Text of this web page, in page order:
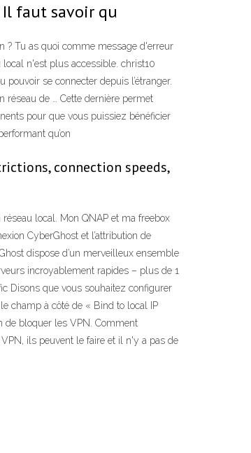
Il faut savoir qu
? Tu as quoi comme message d'erreur
n'est plus accessible. christ10
se connecter depuis l’étranger.
réseau de … Cette dernière permet
pour que vous puissiez bénéficier
qu’on
connection speeds,
local. Mon QNAP et ma freebox
CyberGhost et l’attribution de
dispose d’un merveilleux ensemble
incroyablement rapides – plus de 1
Disons que vous souhaitez configurer
champ à côté de « Bind to local IP
de bloquer les VPN. Comment
ils peuvent le faire et il n'y a pas de